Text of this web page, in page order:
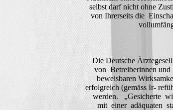
selbst darf nicht ohne
von Ihrerseits die
Die Deutsche
von Betreiberinnen und
beweisbaren
erfolgreich (gemäss Ir-
werden. „Gesicherte
mit einer adäquaten